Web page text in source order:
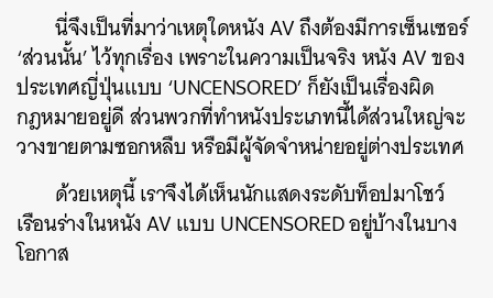
นี่จึงเป็นที่มาว่าเหตุใดหนัง AV ถึงต้องมีการเซ็นเซอร์
‘ส่วนนั้น’ ไว้ทุกเรื่อง เพราะในความเป็นจริง หนัง AV ของ
ประเทศญี่ปุ่นแบบ ‘UNCENSORED’ ก็ยังเป็นเรื่องผิด
กฎหมายอยู่ดี ส่วนพวกที่ทำหนังประเภทนี้ได้ส่วนใหญ่จะ
วางขายตามซอกหลืบ หรือมีผู้จัดจำหน่ายอยู่ต่างประเทศ
ด้วยเหตุนี้ เราจึงได้เห็นนักแสดงระดับท็อปมาโชว์
เรือนร่างในหนัง AV แบบ UNCENSORED อยู่บ้างในบาง
โอกาส